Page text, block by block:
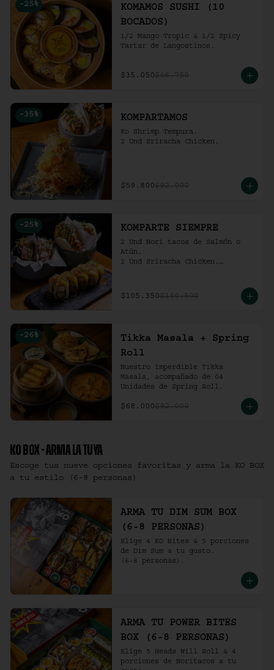
-25 %
KOMAMOS SUSHI (10
BOCADOS)
1/2 Mango Tropic & 1/2 Spicy
Tartar de Langostinos.
$35.050$46.750
-35 % KOMPARTAMOS
Ko Shrimp Tempura.
2 Und Sriracha Chicken.
$59.800$92.000
-25 % KOMPARTE SIEMPRE
2 Und Nori tacos de Salmón o
Atún.
2 Und Sriracha Chicken.
$105.350$140.500
-26 %
Tikka Masala + Spring
Roll
Nuestro imperdible Tikka
Masala, acompañado de 04
Unidades de Spring Roll.
$68.000$92.000
KO BOX - ARMA LA TUYA
Escoge tus nueve opciones favoritas y arma la KO BOX
a tu estilo (6-8 personas)
ARMA TU DIM SUM BOX
(6-8 PERSONAS)
Elige 4 KO Bites & 5 porciones
de Dim Sum a tu gusto.
(6-8 personas).
ARMA TU POWER BITES
BOX (6-8 PERSONAS)
Elige 5 Heads Will Roll & 4
porciones de Noritacos a tu